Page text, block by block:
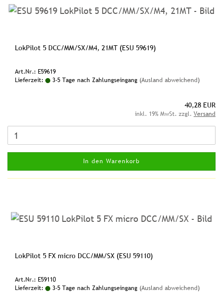
LokPilot 5 DCC/MM/SX/M4, 21MT (ESU 59619)
Art.Nr.: E59619
Lieferzeit:
3-5 Tage nach Zahlungseingang (Ausland abweichend)
40,28 EUR
inkl. 19% MwSt. zzgl. Versand
In den Warenkorb
LokPilot 5 FX micro DCC/MM/SX (ESU 59110)
Art.Nr.: E59110
Lieferzeit:
3-5 Tage nach Zahlungseingang (Ausland abweichend)